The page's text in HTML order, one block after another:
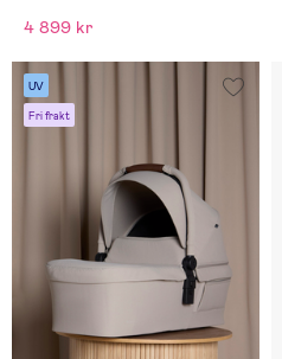
4 899 kr
UV
Fri frakt